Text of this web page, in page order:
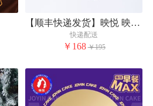
【顺丰快递发货】映悦 映悦冰纷咖啡组合
快递配送
￥168 ￥195